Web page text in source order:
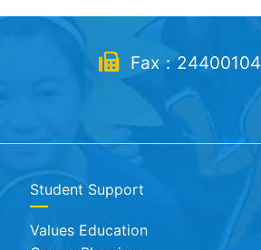
Fax：24400104
Student Support
Values Education